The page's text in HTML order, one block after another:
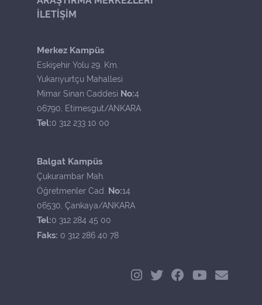
İLETİŞİM
Merkez Kampüs
Eskişehir Yolu 29. Km.
Yukarıyurtçu Mahallesi
Mimar Sinan Caddesi No:4
06790, Etimesgut/ANKARA
Tel:0 312 233 10 00
Balgat Kampüs
Çukurambar Mah.
Öğretmenler Cad. No:14
06530, Çankaya/ANKARA
Tel:0 312 284 45 00
Faks: 0 312 286 40 78